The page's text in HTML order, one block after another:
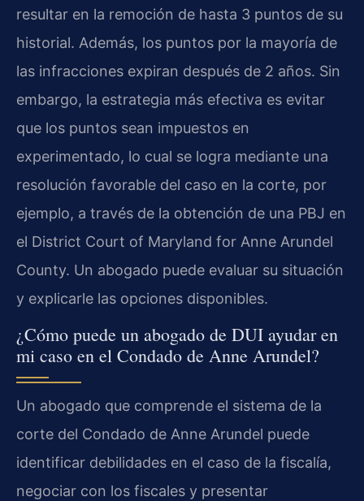
resultar en la remoción de hasta 3 puntos de su
historial. Además, los puntos por la mayoría de
las infracciones expiran después de 2 años. Sin
embargo, la estrategia más efectiva es evitar
que los puntos sean impuestos en
experimentado, lo cual se logra mediante una
resolución favorable del caso en la corte, por
ejemplo, a través de la obtención de una PBJ en
el District Court of Maryland for Anne Arundel
County. Un abogado puede evaluar su situación
y explicarle las opciones disponibles.
¿Cómo puede un abogado de DUI ayudar en
mi caso en el Condado de Anne Arundel?
Un abogado que comprende el sistema de la
corte del Condado de Anne Arundel puede
identificar debilidades en el caso de la fiscalía,
negociar con los fiscales y presentar